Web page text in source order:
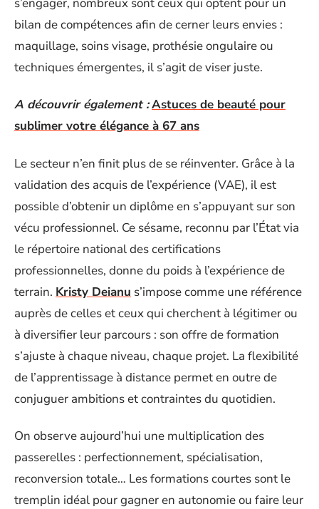
bilan de compétences afin de cerner leurs envies :
maquillage, soins visage, prothésie ongulaire ou
techniques émergentes, il s’agit de viser juste.
A découvrir également :Astuces de beauté pour
sublimer votre élégance à 67 ans
Le secteur n’en finit plus de se réinventer. Grâce à la
validation des acquis de l’expérience (VAE), il est
possible d’obtenir un diplôme en s’appuyant sur son
vécu professionnel. Ce sésame, reconnu par l’État via
le répertoire national des certifications
professionnelles, donne du poids à l’expérience de
terrain. Kristy Deianu s’impose comme une référence
auprès de celles et ceux qui cherchent à légitimer ou
à diversifier leur parcours : son offre de formation
s’ajuste à chaque niveau, chaque projet. La flexibilité
de l’apprentissage à distance permet en outre de
conjuguer ambitions et contraintes du quotidien.
On observe aujourd’hui une multiplication des
passerelles : perfectionnement, spécialisation,
reconversion totale… Les formations courtes sont le
tremplin idéal pour gagner en autonomie ou faire leur